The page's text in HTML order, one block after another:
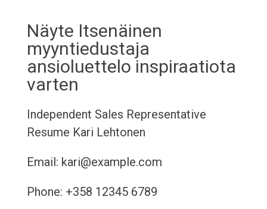
Näyte Itsenäinen
myyntiedustaja
ansioluettelo inspiraatiota
varten
Independent Sales Representative
Resume Kari Lehtonen
Email: kari@example.com
Phone: +358 12345 6789